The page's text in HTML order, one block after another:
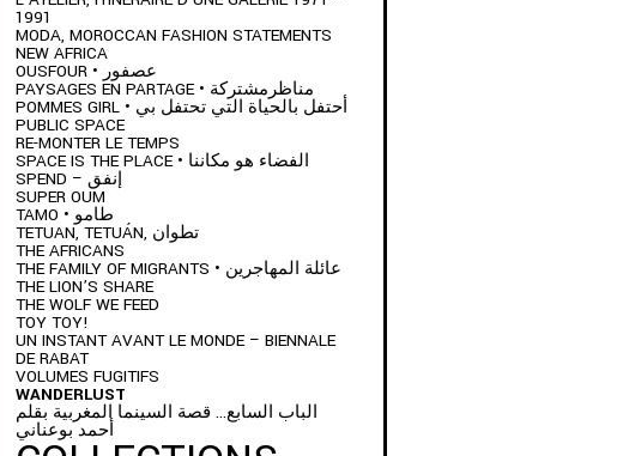
1991
MODA, MOROCCAN FASHION STATEMENTS
NEW AFRICA
OUSFOUR • عصفور
PAYSAGES EN PARTAGE • مناظرمشتركة
POMMES GIRL • أحتفل بالحياة التي تحتفل بي
PUBLIC SPACE
RE-MONTER LE TEMPS
SPACE IS THE PLACE • الفضاء هو مكاننا
SPEND – إنفق
SUPER OUM
TAMO • طامو
THE AFRICANS
THE FAMILY OF MIGRANTS • عائلة المهاجرين
THE LION’S SHARE
THE WOLF WE FEED
TOY TOY!
UN INSTANT AVANT LE MONDE – BIENNALE
DE RABAT
VOLUMES FUGITIFS
WANDERLUST
الباب السابع… قصة السينما المغربية بقلم
أحمد بوعناني